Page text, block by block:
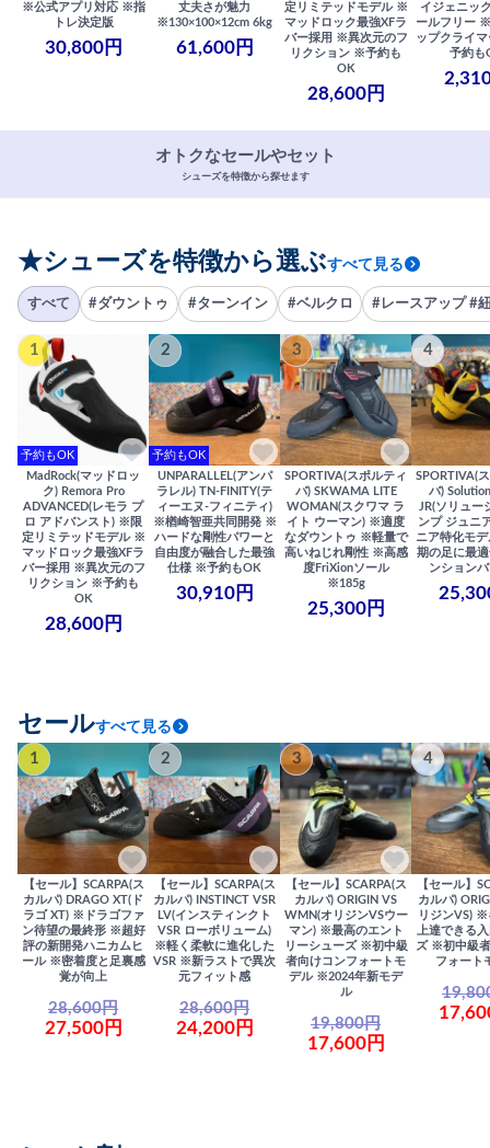
※公式アプリ対応 ※指
トレ決定版
30,800円
丈夫さが魅力
※130×100×12cm 6kg
61,600円
定リミテッドモデル ※
マッドロック最強XFラ
バー採用 ※異次元のフ
リクション ※予約も
OK
28,600円
イジェニッ
ールフリー
ップクライ
予約も
オトクなセールやセット
シューズを特徴から探せます
★シューズを特徴から選ぶすべて見る
すべて #ダウントゥ #ターンイン #ベルクロ #レースアップ #
1
予約もOK
MadRock(マッドロッ
ク) Remora Pro
ADVANCED(レモラ プ
ロ アドバンスト) ※限
定リミテッドモデル ※
マッドロック最強XFラ
バー採用 ※異次元のフ
リクション ※予約も
OK
28,600円
2
予約もOK
UNPARALLEL(アンパ
ラレル) TN-FINITY(テ
ィーエヌ-フィニティ)
※楢崎智亜共同開発 ※
ハードな剛性パワーと
自由度が融合した最強
仕様 ※予約もOK
30,910円
3
SPORTIVA(スポルティ
バ) SKWAMA LITE
WOMAN(スクワマ ラ
イト ウーマン) ※適度
なダウントゥ ※軽量で
高いねじれ剛性 ※高感
度FriXionソール
※185g
25,300円
4
SPORTIVA(
バ)
JR(ソリュー
ンプ ジュニ
ニア特化モ
期の足に最
ンション
セールすべて見る
1
【セール】SCARPA(ス
カルパ) DRAGO XT(ド
ラゴ XT) ※ドラゴファ
ン待望の最終形 ※超好
評の新開発ハニカムヒ
ール ※密着度と足裏感
覚が向上
28,600円
27,500円
2
【セール】SCARPA(ス
カルパ) INSTINCT VSR
LV(インスティンクト
VSR ローボリューム)
※軽く柔軟に進化した
VSR ※新ラストで異次
元フィット感
28,600円
24,200円
3
【セール】SCARPA(ス
カルパ) ORIGIN VS
WMN(オリジンVSウー
マン) ※最高のエント
リーシューズ ※初中級
者向けコンフォートモ
デル ※2024年新モデ
ル
19,800円
17,600円
4
【セール】
カルパ)
リジンVS) ※
上達できる
ズ ※初中級
フォート